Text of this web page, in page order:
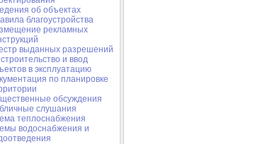
об объектах
благоустройства
рекламных
выданных разрешений
и ввод
в эксплуатацию
по планировке
обсуждения
слушания
теплоснабжения
водоснабжения и